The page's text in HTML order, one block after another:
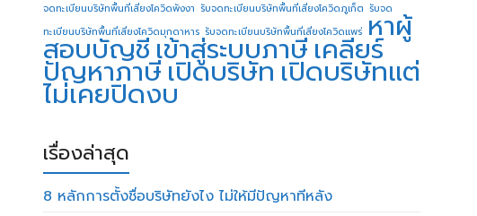
จดทะเบียนบริษัทพื้นที่เสี่ยงโควิดพังงา รับจดทะเบียนบริษัทพื้นที่เสี่ยงโควิดภูเก็ต รับจด
ทะเบียนบริษัทพื้นที่เสี่ยงโควิดมุกดาหาร รับจดทะเบียนบริษัทพื้นที่เสี่ยงโควิดแพร่ หาผู้
สอบบัญชี เข้าสู่ระบบภาษี เคลียร์
ปัญหาภาษีเปิดบริษัทเปิดบริษัทแต่
ไม่เคยปิดงบ
เรื่องล่าสุด
8 หลักการตั้งชื่อบริษัทยังไง ไม่ให้มีปัญหาทีหลัง